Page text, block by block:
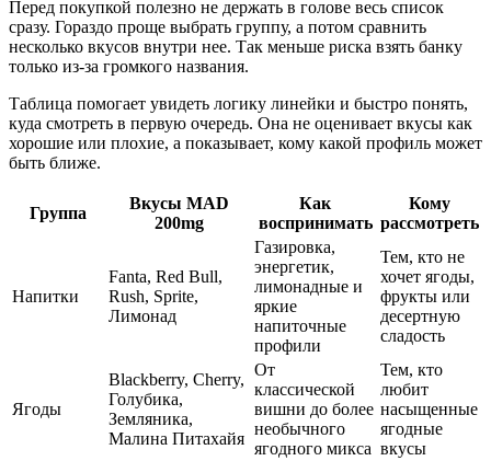
Перед покупкой полезно не держать в голове весь список
сразу. Гораздо проще выбрать группу, а потом сравнить
несколько вкусов внутри нее. Так меньше риска взять банку
только из-за громкого названия.
Таблица помогает увидеть логику линейки и быстро понять,
куда смотреть в первую очередь. Она не оценивает вкусы как
хорошие или плохие, а показывает, кому какой профиль может
быть ближе.
Группа
Вкусы MAD
200mg
Как
воспринимать
Кому
рассмотреть
Напитки
Fanta, Red Bull,
Rush, Sprite,
Лимонад
Газировка,
энергетик,
лимонадные и
яркие
напиточные
профили
Тем, кто не
хочет ягоды,
фрукты или
десертную
сладость
Ягоды
Blackberry, Cherry,
Голубика,
Земляника,
Малина Питахайя
От
классической
вишни до более
необычного
ягодного микса
Тем, кто
любит
насыщенные
ягодные
вкусы